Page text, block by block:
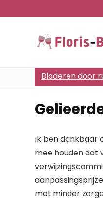
Bladeren door
Ik ben dankbaar
mee houden dat
met minder